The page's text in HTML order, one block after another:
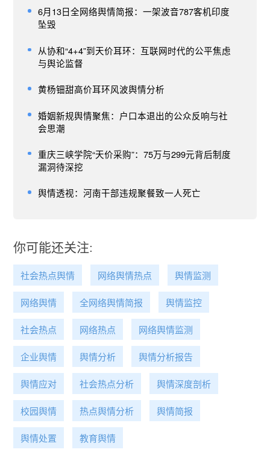
6月13日全网络舆情简报：一架波音787客机印度
坠毁
从协和“4+4”到天价耳环：互联网时代的公平焦虑
与舆论监督
黄杨钿甜高价耳环风波舆情分析
婚姻新规舆情聚焦：户口本退出的公众反响与社
会思潮
重庆三峡学院“天价采购”：75万与299元背后制度
漏洞待深挖
舆情透视：河南干部违规聚餐致一人死亡
你可能还关注:
社会热点舆情 网络舆情热点 舆情监测
网络舆情 全网络舆情简报 舆情监控
社会热点 网络热点 网络舆情监测
企业舆情 舆情分析 舆情分析报告
舆情应对 社会热点分析 舆情深度剖析
校园舆情 热点舆情分析 舆情简报
舆情处置 教育舆情